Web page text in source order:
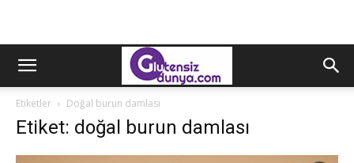
Etiketler Doğal burun damlası
Etiket: doğal burun damlası